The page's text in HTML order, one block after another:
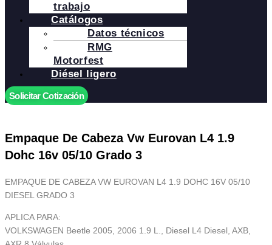
trabajo
Catálogos
Datos técnicos
RMG
Motorfest
Diésel ligero
Solicitar Cotización
Empaque De Cabeza Vw Eurovan L4 1.9
Dohc 16v 05/10 Grado 3
EMPAQUE DE CABEZA VW EUROVAN L4 1.9 DOHC 16V 05/10
DIESEL GRADO 3
APLICA PARA:
VOLKSWAGEN Beetle 2005, 2006 1.9 L., Diesel L4 Diesel, AXB,